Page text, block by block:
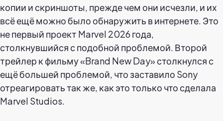
копии и скриншоты, прежде чем они исчезли, и их
всё ещё можно было обнаружить в интернете. Это
не первый проект Marvel 2026 года,
столкнувшийся с подобной проблемой. Второй
трейлер к фильму «Brand New Day» столкнулся с
ещё большей проблемой, что заставило Sony
отреагировать так же, как это только что сделала
Marvel Studios.